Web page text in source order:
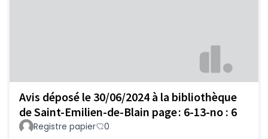
Avis déposé le 30/06/2024 à la bibliothèque
de Saint-Emilien-de-Blain page : 6-13-no : 6
Registre papier 0